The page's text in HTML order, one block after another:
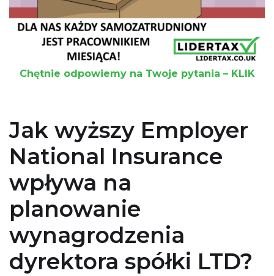
Chętnie odpowiemy na Twoje pytania – KLIK
Jak wyższy Employer
National Insurance
wpływa na
planowanie
wynagrodzenia
dyrektora spółki LTD?